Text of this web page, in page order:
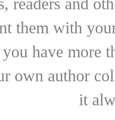
readers and
them with
have more
own author
it